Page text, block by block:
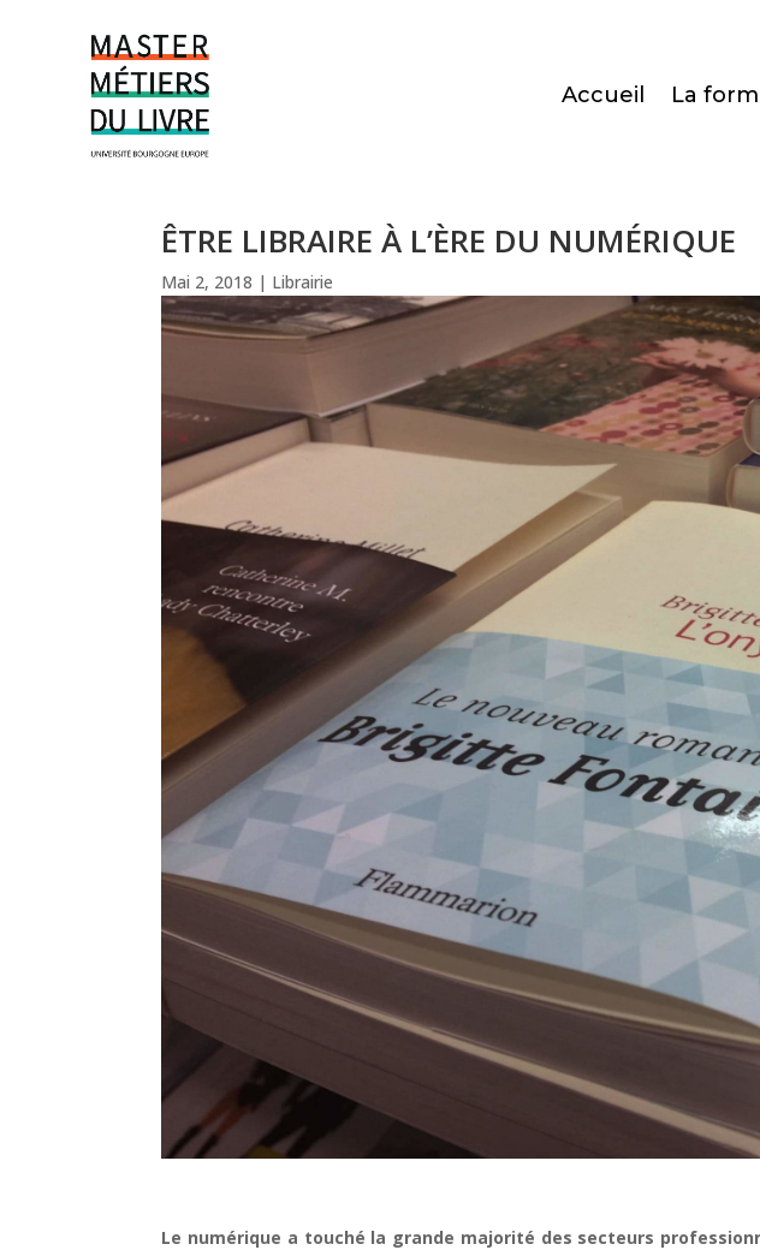
Accueil La
ÊTRE LIBRAIRE À L’ÈRE DU NUMÉRIQUE
Mai 2, 2018 | Librairie
Le numérique a touché la grande majorité des secteurs